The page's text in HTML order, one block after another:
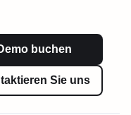
buchen
Sie uns